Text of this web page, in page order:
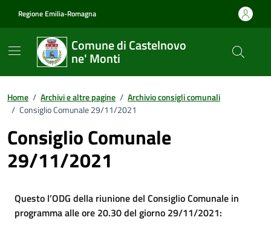
Regione Emilia-Romagna
Comune di Castelnovo
ne' Monti
Home / Archivi e altre pagine / Archivio consigli comunali
/ Consiglio Comunale 29/11/2021
Consiglio Comunale
29/11/2021
Questo l’ODG della riunione del Consiglio Comunale in
programma alle ore 20.30 del giorno 29/11/2021: